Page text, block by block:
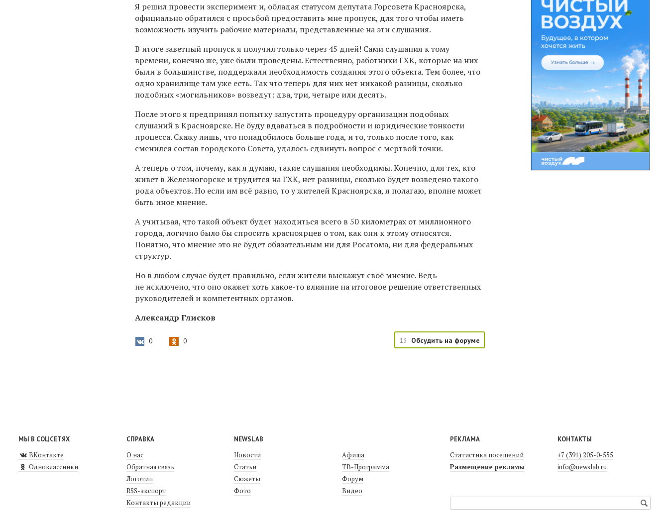
Я решил провести эксперимент и, обладая статусом депутата Горсовета Красноярска,
официально обратился с просьбой предоставить мне пропуск, для того чтобы иметь
возможность изучить рабочие материалы, представленные на эти слушания.
В итоге заветный пропуск я получил только через 45 дней! Сами слушания к тому
времени, конечно же, уже были проведены. Естественно, работники ГХК, которые на них
были в большинстве, поддержали необходимость создания этого объекта. Тем более, что
одно хранилище там уже есть. Так что теперь для них нет никакой разницы, сколько
подобных «могильников» возведут: два, три, четыре или десять.
После этого я предпринял попытку запустить процедуру организации подобных
слушаний в Красноярске. Не буду вдаваться в подробности и юридические тонкости
процесса. Скажу лишь, что понадобилось больше года, и то, только после того, как
сменился состав городского Совета, удалось сдвинуть вопрос с мертвой точки.
А теперь о том, почему, как я думаю, такие слушания необходимы. Конечно, для тех, кто
живет в Железногорске и трудится на ГХК, нет разницы, сколько будет возведено такого
рода объектов. Но если им всё равно, то у жителей Красноярска, я полагаю, вполне может
быть иное мнение.
А учитывая, что такой объект будет находиться всего в 50 километрах от миллионного
города, логично было бы спросить красноярцев о том, как они к этому относятся.
Понятно, что мнение это не будет обязательным ни для Росатома, ни для федеральных
структур.
Но в любом случае будет правильно, если жители выскажут своё мнение. Ведь
не исключено, что оно окажет хоть какое-то влияние на итоговое решение ответственных
руководителей и компетентных органов.
Александр Глисков
0 0 13 Обсудить на форуме
МЫ В СОЦСЕТЯХ
ВКонтакте
Одноклассники
СПРАВКА
О нас
Обратная связь
Логотип
RSS-экспорт
Контакты редакции
NEWSLAB
Новости
Статьи
Сюжеты
Фото
Афиша
ТВ-Программа
Форум
Видео
РЕКЛАМА
Статистика посещений
Размещение рекламы
КОНТАКТЫ
+7 (391) 205-0-555
info@newslab.ru